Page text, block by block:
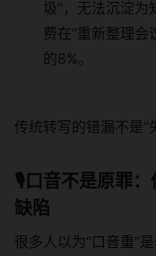
圾”，无法沉淀为
费在“重新整理会
的8%。
传统转写的错漏不是“
🎙口音不是原罪
缺陷
很多人以为“口音重”